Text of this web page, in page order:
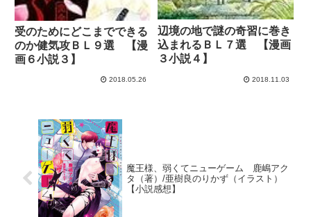
受のためにどこまでできる
のか健気攻ＢＬ９選 【漫
画６小説３】
2018.05.26
辺境の地で謎の奇習に巻き
込まれるＢＬ７選 【漫画
３小説４】
2018.11.03
魔王様、弱くてニューゲーム 鹿嶋アク
タ（著）/亜樹良のりかず（イラスト）
【小説感想】